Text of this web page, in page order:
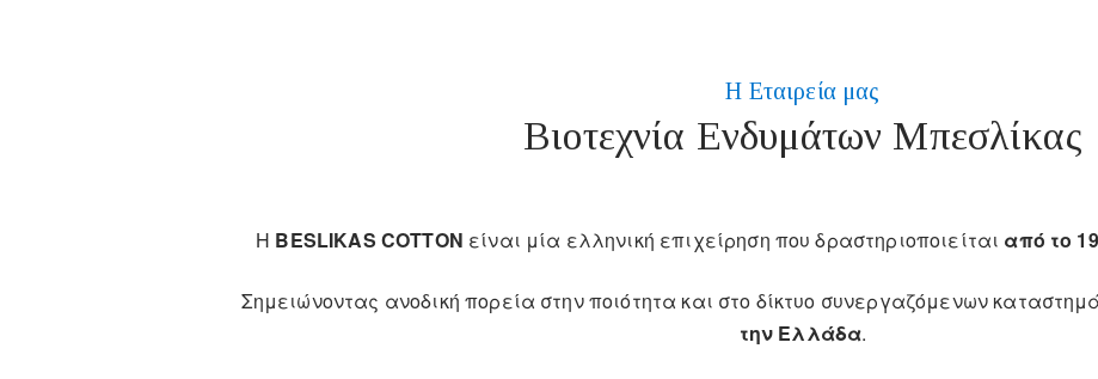
Η Εταιρεία μας
Βιοτεχνία Ενδυμάτων Μπεσλίκας
Η BESLIKAS COTTON είναι μία ελληνική επιχείρηση που δραστηριοποιείται από το
Σημειώνοντας ανοδική πορεία στην ποιότητα και στο δίκτυο συνεργαζόμενων
την Ελλάδα.